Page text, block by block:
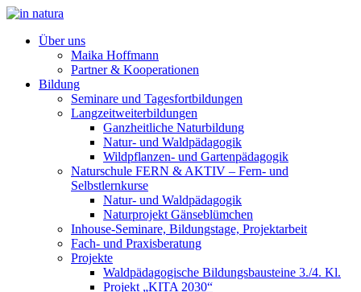
Über uns
Maika Hoffmann
Partner & Kooperationen
Bildung
Seminare und Tagesfortbildungen
Langzeitweiterbildungen
Ganzheitliche Naturbildung
Natur- und Waldpädagogik
Wildpflanzen- und Gartenpädagogik
Naturschule FERN & AKTIV – Fern- und
Selbstlernkurse
Natur- und Waldpädagogik
Naturprojekt Gänseblümchen
Inhouse-Seminare, Bildungstage, Projektarbeit
Fach- und Praxisberatung
Projekte
Waldpädagogische Bildungsbausteine 3./4. Kl.
Projekt „KITA 2030“